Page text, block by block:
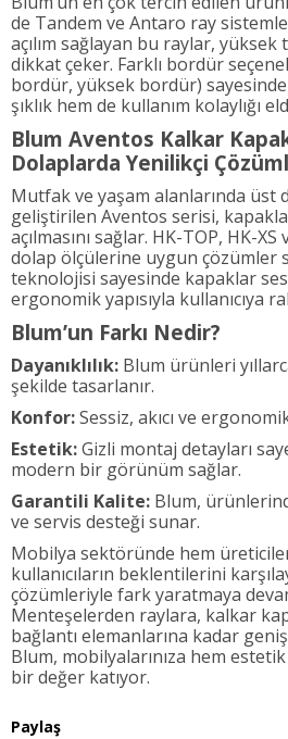
Paylaş
de Tandem ve Antaro ray
açılım sağlayan bu raylar, yüksek
dikkat çeker. Farklı bordür
bordür, yüksek bordür)
şıklık hem de kullanım kolaylığı
Blum Aventos Kalkar
Dolaplarda Yenilikçi
Mutfak ve yaşam alanlarında üst
geliştirilen Aventos serisi,
açılmasını sağlar. HK-TOP, HK-
dolap ölçülerine uygun çözümler
teknolojisi sayesinde kapaklar
ergonomik yapısıyla kullanıcıya
Blum’un Farkı Nedir?
Dayanıklılık: Blum ürünleri
şekilde tasarlanır.
Konfor:Sessiz, akıcı ve
Estetik:Gizli montaj detayları
modern bir görünüm sağlar.
Garantili Kalite: Blum,
ve servis desteği sunar.
Mobilya sektöründe hem
kullanıcıların beklentilerini
çözümleriyle fark yaratmaya
Menteşelerden raylara, kalkar
bağlantı elemanlarına kadar
Blum, mobilyalarınıza hem
bir değer katıyor.